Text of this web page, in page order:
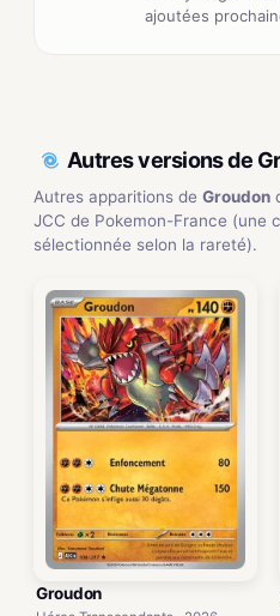
ajoutées
Autres versions de
Autres apparitions de Groudon
JCC de Pokemon-France (une
sélectionnée selon la rareté).
Groudon